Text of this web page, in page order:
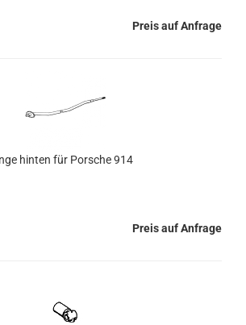
Preis auf Anfrage
hinten für Porsche 914
Preis auf Anfrage